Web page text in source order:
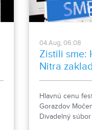
04.Aug, 06:08
Zistili sme:
Nitra
ženkský
Gorazdov
Močenok
víťaza
Hlavnú cenu
Gorazdov
Divadelný súbor